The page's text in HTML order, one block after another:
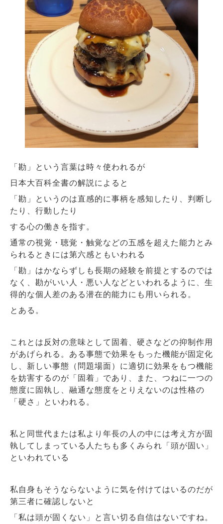
「勘」という言葉は時々使われるが
日本大百科全書の解説によると
「勘」というのは直感的に事柄を感知したり、判断し
たり、行動したり
する心の働きを指す。
通常の視覚・聴覚・触覚などの五感を超えた能力とみ
られるときには第六感ともいわれる
「勘」はかならずしも長期の経験を前提とするのでは
なく、勘がいい人・悪い人などといわれるように、生
得的な個人差のある潜在的能力にも用いられる。
とある。
これとは反対の意味として固着、硬さなどの抑制作用
があげられる。ある事態で効果をもった機能が固定化
し、新しい事態（問題場面）に適切に効果をもつ機能
を妨害するのが「固着」であり、また、つねに一つの
態度に固執し、融通な態度をとりえないのは性格の
「硬さ」といわれる。
私と同世代または私より年長の人の中には考え方が固
執してしまっている人たちも多くみられ「頭が固い」
といわれている
私自身もそうならないように気を付けてはいるのだが
第三者に確認しないと
「私は頭が固くない」と言い切る自信はないですね。